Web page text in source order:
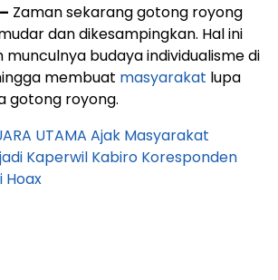
– Zaman sekarang gotong royong
dan dikesampingkan. Hal ini
budaya individualisme di
membuat masyarakat lupa
gotong royong.
UTAMA Ajak Masyarakat
Kaperwil Kabiro Koresponden
Hoax